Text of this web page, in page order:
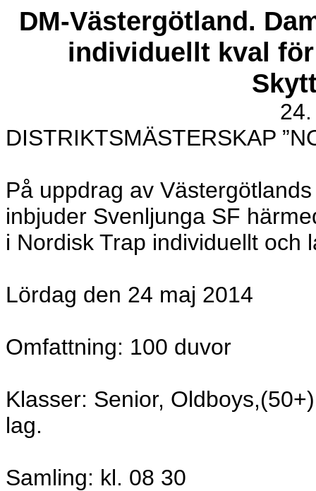
DM-Västergötland.
individuellt kval
DISTRIKTSMÄSTERSKAP
På uppdrag av
inbjuder Svenljunga SF
i Nordisk Trap individuellt och
Lördag den 24 maj 2014
Omfattning: 100 duvor
Klasser: Senior,
lag.
Samling: kl. 08 30